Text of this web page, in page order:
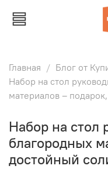
Главная
Блог от
Набор на стол
материалов –
Набор на стол
благородных
достойный